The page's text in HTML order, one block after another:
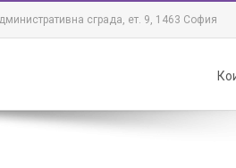
сграда, ет. 9, 1463 София